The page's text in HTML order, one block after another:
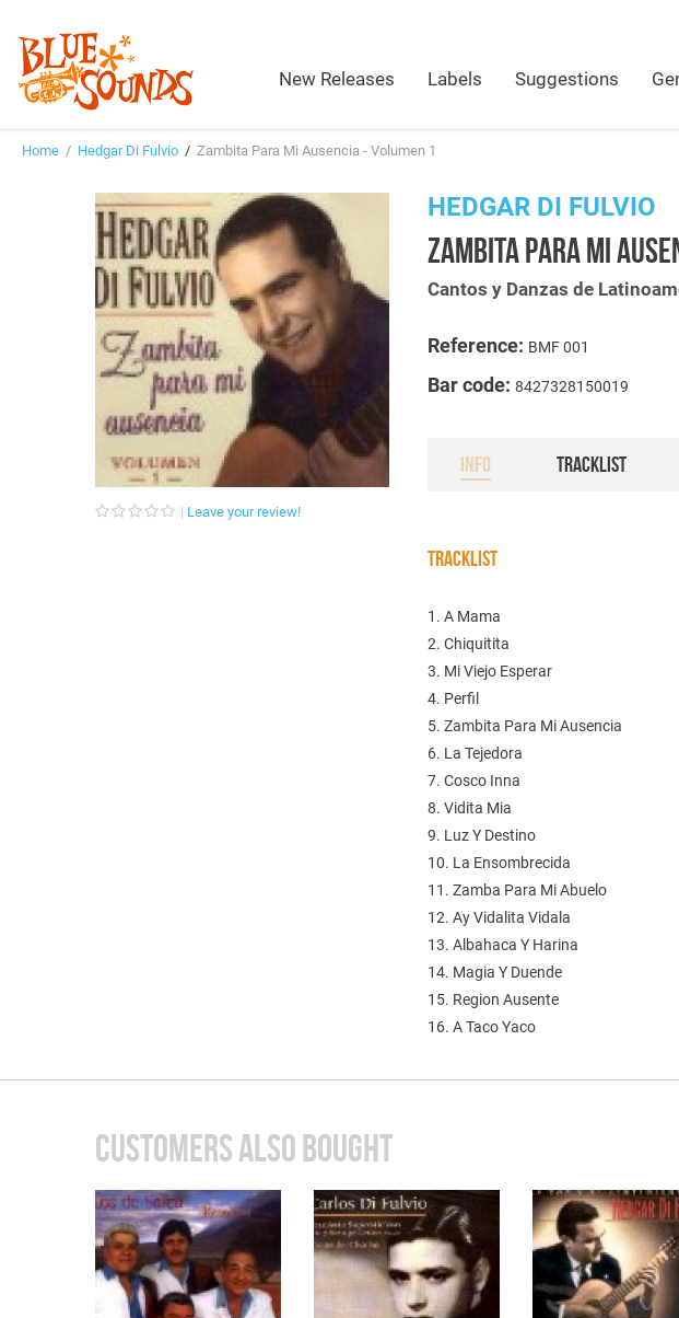
New Releases Labels Suggestions
Home / Hedgar Di Fulvio / Zambita Para Mi Ausencia - Volumen 1
Leave your review!
HEDGAR DI FULVIO
ZAMBITA PARA MI
Cantos y Danzas de
Reference: BMF 001
Bar code:8427328150019
INFO TRACKLIST
TRACKLIST
1. A Mama
2. Chiquitita
3. Mi Viejo Esperar
4. Perfil
5. Zambita Para Mi Ausencia
6. La Tejedora
7. Cosco Inna
8. Vidita Mia
9. Luz Y Destino
10. La Ensombrecida
11. Zamba Para Mi Abuelo
12. Ay Vidalita Vidala
13. Albahaca Y Harina
14. Magia Y Duende
15. Region Ausente
16. A Taco Yaco
CUSTOMERS ALSO BOUGHT